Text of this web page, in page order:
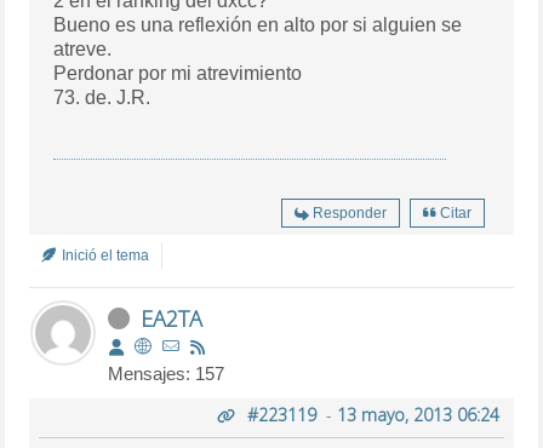
Bueno es una reflexión en alto por si alguien se
atreve.
Perdonar por mi atrevimiento
73. de. J.R.
Responder Citar
Inició el tema
EA2TA
Mensajes: 157
#223119- 13 mayo, 2013 06:24